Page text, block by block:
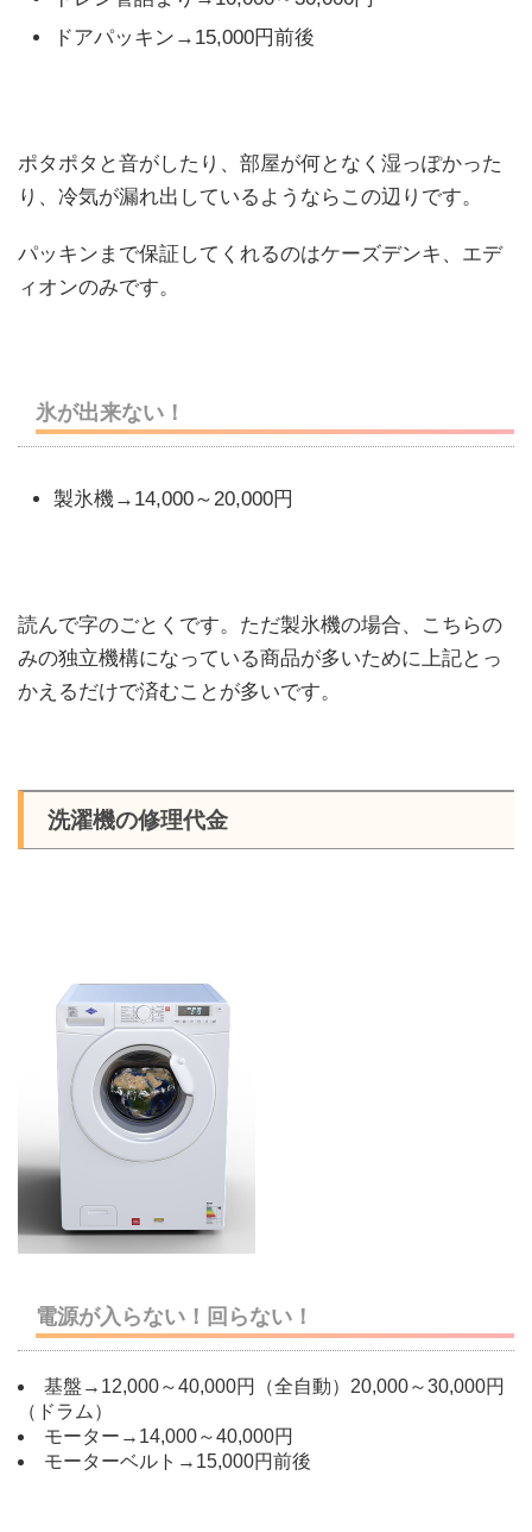
ドアパッキン→15,000円前後
ポタポタと音がしたり、部屋が何となく湿っぽかった
り、冷気が漏れ出しているようならこの辺りです。
パッキンまで保証してくれるのはケーズデンキ、エデ
ィオンのみです。
氷が出来ない！
製氷機→14,000～20,000円
読んで字のごとくです。ただ製氷機の場合、こちらの
みの独立機構になっている商品が多いために上記とっ
かえるだけで済むことが多いです。
洗濯機の修理代金
電源が入らない！回らない！
基盤→12,000～40,000円（全自動）20,000～30,000円
（ドラム）
モーター→14,000～40,000円
モーターベルト→15,000円前後